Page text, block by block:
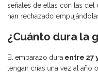
señales de ellas con las del
han rechazado
¿Cuánto dura la
El embarazo dura entre 27
tengan crías una vez al año